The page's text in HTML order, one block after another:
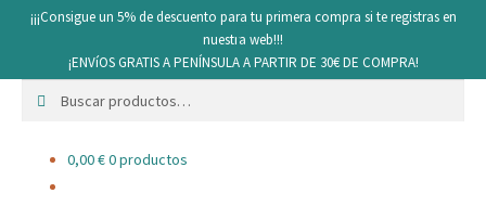
¡¡¡Consigue un 5% de descuento para tu primera compra si te registras en
nuestra web!!!
¡ENVíOS GRATIS A PENÍNSULA A PARTIR DE 30€ DE COMPRA!
Buscar
0,00€0 productos